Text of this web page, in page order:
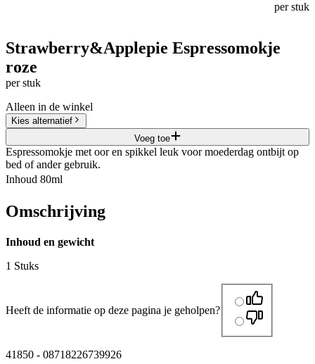
per stuk
Strawberry&Applepie Espressomokje
roze
per stuk
Alleen in de winkel
Kies alternatief
Voeg toe
Espressomokje met oor en spikkel leuk voor moederdag ontbijt op
bed of ander gebruik.
Inhoud 80ml
Omschrijving
Inhoud en gewicht
1 Stuks
Heeft de informatie op deze pagina je geholpen?
41850 - 08718226739926